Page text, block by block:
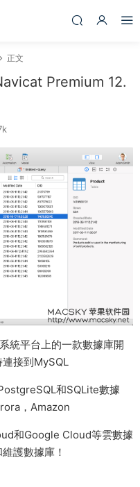
正文
Premium 12.
統平台上的一款數據庫開
接到MySQL
和SQLite數據
，Amazon
和Google Cloud等雲數據
護數據庫！